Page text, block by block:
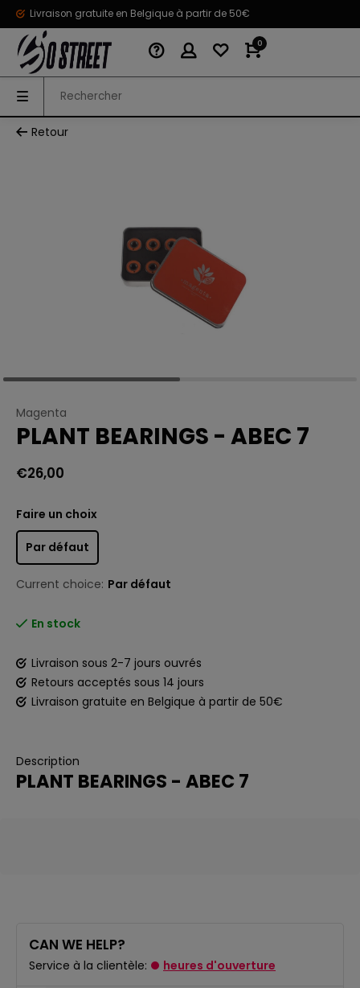
Livraison gratuite en Belgique à partir de 50€
0
Retour
Magenta
PLANT BEARINGS - ABEC 7
€26,00
Faire un choix
Par défaut
Current choice: Par défaut
En stock
Livraison sous 2-7 jours ouvrés
Retours acceptés sous 14 jours
Livraison gratuite en Belgique à partir de 50€
Description
PLANT BEARINGS - ABEC 7
CAN WE HELP?
Service à la clientèle: heures d'ouverture